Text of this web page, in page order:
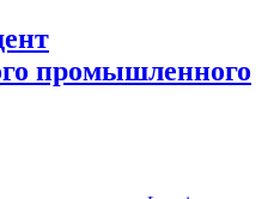
промышленного